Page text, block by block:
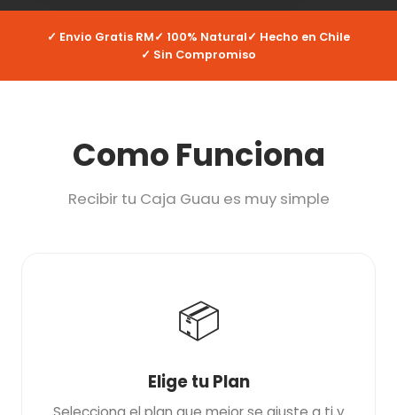
✓ Envio Gratis RM✓ 100% Natural✓ Hecho en Chile
✓ Sin Compromiso
Como Funciona
Recibir tu Caja Guau es muy simple
📦
Elige tu Plan